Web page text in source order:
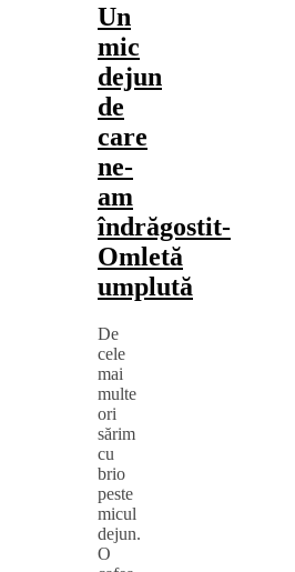
Un
mic
dejun
de
care
ne-
am
îndrăgostit-
Omletă
umplută
De
cele
mai
multe
ori
sărim
cu
brio
peste
micul
dejun.
O